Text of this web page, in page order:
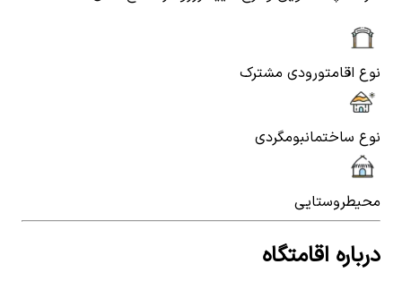
نوع اقامتورودی مشترک
نوع ساختمانبومگردی
محیطروستایی
درباره اقامتگاه